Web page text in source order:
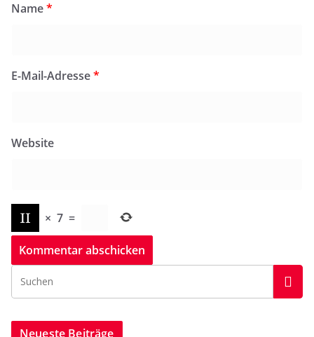
Name*
E-Mail-Adresse*
Website
× 7 =
Neueste Beiträge